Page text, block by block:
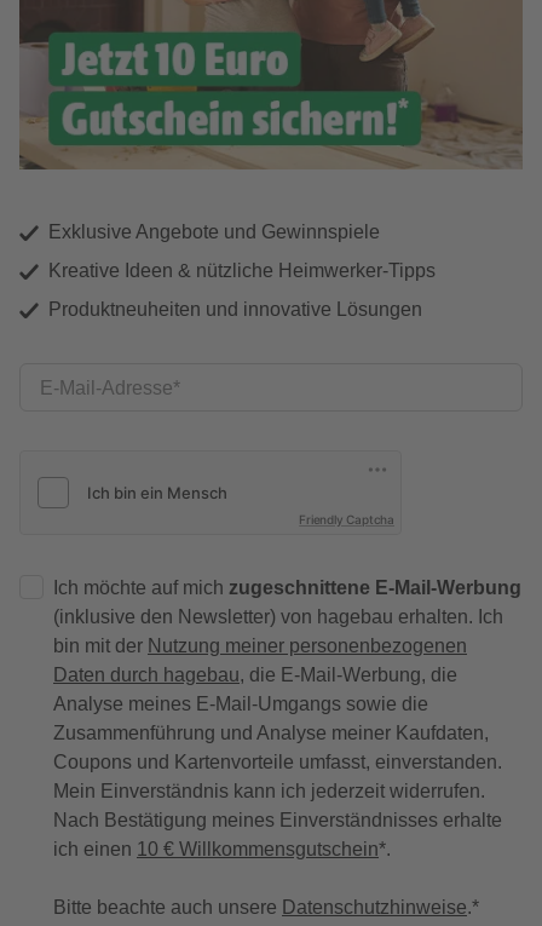
Exklusive Angebote und Gewinnspiele
Kreative Ideen & nützliche Heimwerker-Tipps
Produktneuheiten und innovative Lösungen
E-Mail-Adresse
Friendly Captcha
Ich möchte auf mich zugeschnittene E-Mail-Werbung
(inklusive den Newsletter) von hagebau erhalten. Ich
bin mit der Nutzung meiner personenbezogenen
Daten durch hagebau, die E-Mail-Werbung, die
Analyse meines E-Mail-Umgangs sowie die
Zusammenführung und Analyse meiner Kaufdaten,
Coupons und Kartenvorteile umfasst, einverstanden.
Mein Einverständnis kann ich jederzeit widerrufen.
Nach Bestätigung meines Einverständnisses erhalte
ich einen 10 € Willkommensgutschein*.
Bitte beachte auch unsere Datenschutzhinweise.